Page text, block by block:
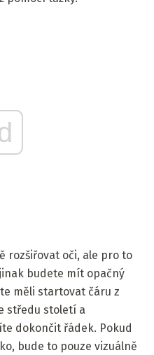
rozšiřovat oči, ale pro to
budete mít opačný
měli startovat čáru z
středu století a
dokončit řádek. Pokud
bude to pouze vizuálně